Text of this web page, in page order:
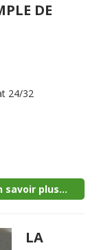
DE
24/32
savoir plus...
LA